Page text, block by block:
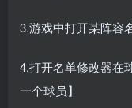
3.游戏中打开某阵容
4.打开名单修改器在
一个球员】